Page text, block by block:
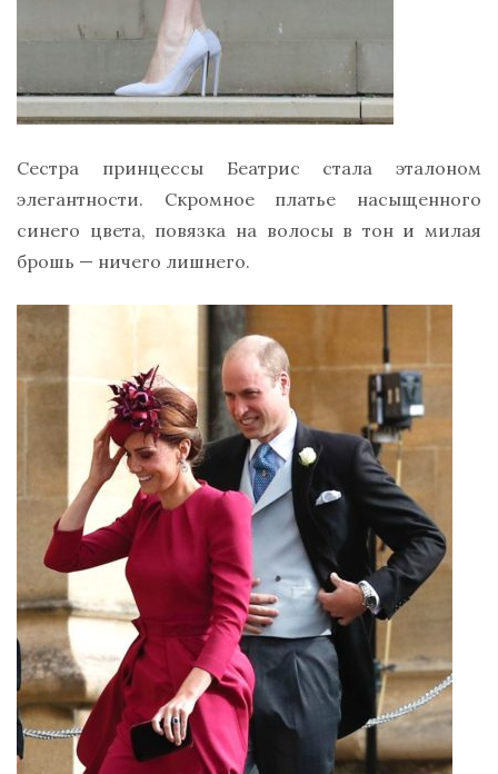
Сестра принцессы Беатрис стала эталоном
элегантности. Скромное платье насыщенного
синего цвета, повязка на волосы в тон и милая
брошь — ничего лишнего.